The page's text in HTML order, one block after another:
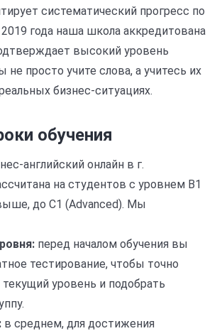
систематический прогресс по
2019 года наша школа аккредитована
высокий уровень
не просто учите слова, а учитесь их
бизнес-ситуациях.
обучения
английский онлайн в г.
на студентов с уровнем B1
до C1 (Advanced). Мы
перед началом обучения вы
тестирование, чтобы точно
уровень и подобрать
в среднем, для достижения